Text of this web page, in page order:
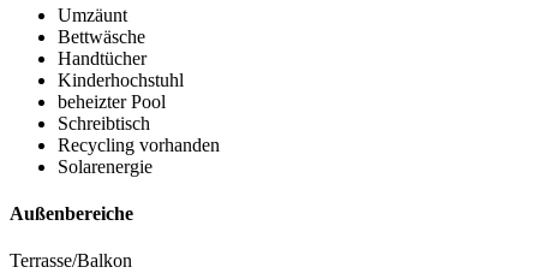
Umzäunt
Bettwäsche
Handtücher
Kinderhochstuhl
beheizter Pool
Schreibtisch
Recycling vorhanden
Solarenergie
Außenbereiche
Terrasse/Balkon